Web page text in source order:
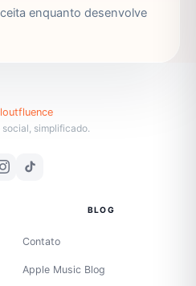
enquanto desenvolve
simplificado.
BLOG
Contato
Apple Music Blog